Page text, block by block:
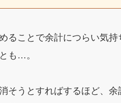
ることで余計につらい気持
も…。
そうとすればするほど、